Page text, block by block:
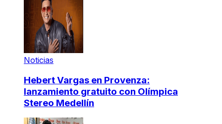
Noticias
Hebert Vargas en Provenza:
lanzamiento gratuito con Olímpica
Stereo Medellín